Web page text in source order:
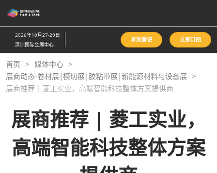
接
跳
至
内
容
2026年10月27-29日
深圳国际会展中心
参观登记 立即订阅
首页
媒体中心
展商动态-卷材展|模切展|胶粘带展|新能源材料与设备展
展商推荐 | 菱工实业，高端智能科技整体方案提供商
展商推荐 | 菱工实业，
高端智能科技整体方案